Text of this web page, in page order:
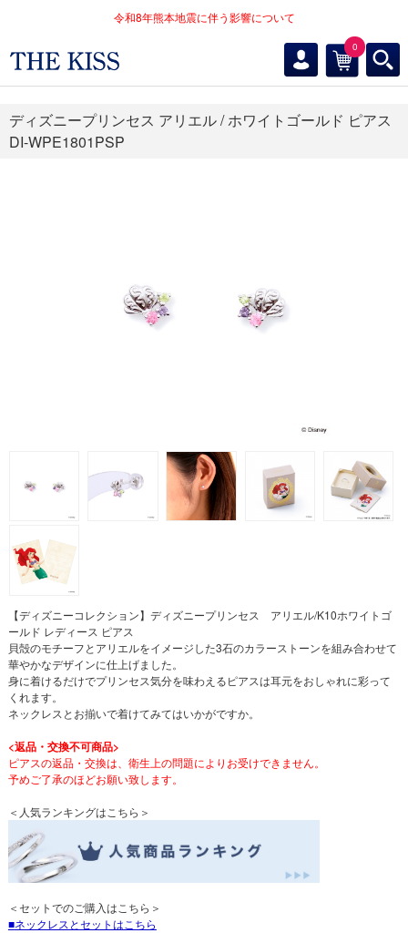
令和8年熊本地震に伴う影響について
0
ディズニープリンセス アリエル / ホワイトゴールド ピアス
DI-WPE1801PSP
【ディズニーコレクション】ディズニープリンセス アリエル/K10ホワイトゴ
ールド レディース ピアス
貝殻のモチーフとアリエルをイメージした3石のカラーストーンを組み合わせて
華やかなデザインに仕上げました。
身に着けるだけでプリンセス気分を味わえるピアスは耳元をおしゃれに彩って
くれます。
ネックレスとお揃いで着けてみてはいかがですか。
<返品・交換不可商品>
ピアスの返品・交換は、衛生上の問題によりお受けできません。
予めご了承のほどお願い致します。
＜人気ランキングはこちら＞
＜セットでのご購入はこちら＞
ネックレスとセットはこちら